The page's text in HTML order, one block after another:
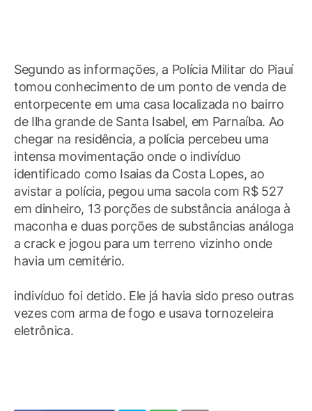
Segundo as informações, a Polícia Militar do Piauí
tomou conhecimento de um ponto de venda de
entorpecente em uma casa localizada no bairro
de Ilha grande de Santa Isabel, em Parnaíba. Ao
chegar na residência, a polícia percebeu uma
intensa movimentação onde o indivíduo
identificado como Isaias da Costa Lopes, ao
avistar a polícia, pegou uma sacola com R$ 527
em dinheiro, 13 porções de substância análoga à
maconha e duas porções de substâncias análoga
a crack e jogou para um terreno vizinho onde
havia um cemitério.
indivíduo foi detido. Ele já havia sido preso outras
vezes com arma de fogo e usava tornozeleira
eletrônica.